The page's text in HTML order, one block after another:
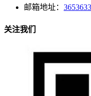
邮箱地址：
关注我们